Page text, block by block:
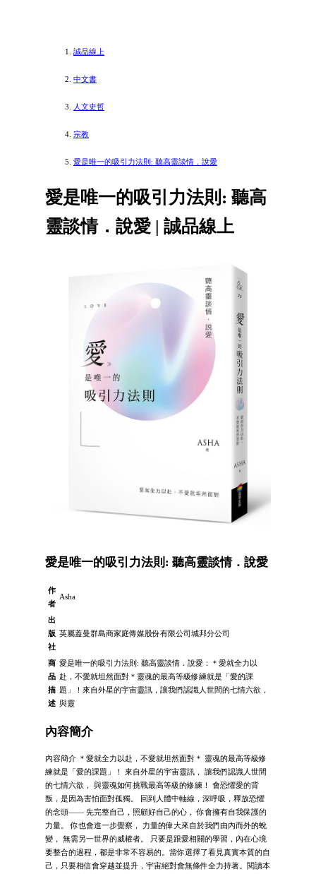
誠品線上
中文書
人文史哲
宗教
愛是唯一的吸引力法則: 聽高靈談情．說愛
愛是唯一的吸引力法則: 聽高
靈談情．說愛 | 誠品線上
愛是唯一的吸引力法則: 聽高靈談情．說愛
作
者
Asha
出
版
社
英屬蓋曼群島商家庭傳媒股份有限公司城邦分公司
商
品
描
述
愛是唯一的吸引力法則: 聽高靈談情．說愛：＊愛就全力以
赴，不愛就坦然面對＊靈魂的最高等級修練就是「愛的課
題」！來自外星的宇宙靈訊，讓我們認識人世間的七情六欲，
與靈
內容簡介
內容簡介 ＊愛就全力以赴，不愛就坦然面對＊ 靈魂的最高等級修
練就是「愛的課題」！ 來自外星的宇宙靈訊， 讓我們認識人世間
的七情六欲， 與靈魂如何挑戰最高等級的修練！ 會恐懼愛的背
叛，是因為害怕面對孤獨。 回到人體中軸線，深呼吸，釋放恐懼
的念頭—— 先完整自己，照顧好自己的心， 你會擁有自我保護的
力量。 你也會進一步覺察， 力量的偉大來自於我們由內而外的蛻
變， 無需另一世界的威權者。 只要是跟愛相關的學習，內在心境
要整合的過程，都是非常不容易的。當你選擇了看見真實本質的自
己，只要相信會穿越並提升，宇宙絕對會無條件全力持著。閱讀本